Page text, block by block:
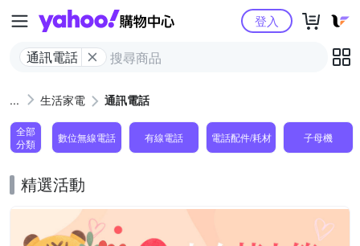
Yahoo購物中心
通訊電話
登入
生活家電 通訊電話
全部
分類
數位無線電話 有線電話 電話配件/耗材 子母機
精選活動